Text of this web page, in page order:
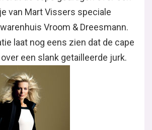
van Mart Vissers speciale
Vroom & Dreesmann.
laat nog eens zien dat de cape
een slank getailleerde jurk.